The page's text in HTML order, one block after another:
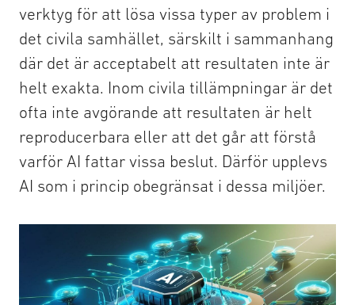
verktyg för att lösa vissa typer av problem i
det civila samhället, särskilt i sammanhang
där det är acceptabelt att resultaten inte är
helt exakta. Inom civila tillämpningar är det
ofta inte avgörande att resultaten är helt
reproducerbara eller att det går att förstå
varför AI fattar vissa beslut. Därför upplevs
AI som i princip obegränsat i dessa miljöer.